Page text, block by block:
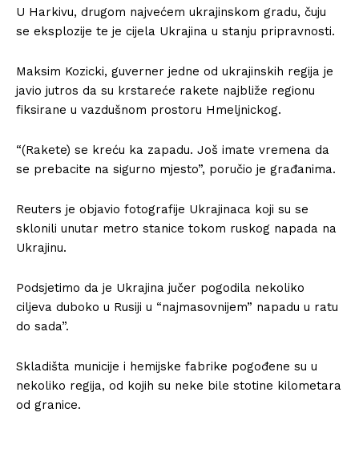
U Harkivu, drugom najvećem ukrajinskom gradu, čuju
se eksplozije te je cijela Ukrajina u stanju pripravnosti.
Maksim Kozicki, guverner jedne od ukrajinskih regija je
javio jutros da su krstareće rakete najbliže regionu
fiksirane u vazdušnom prostoru Hmeljnickog.
“(Rakete) se kreću ka zapadu. Još imate vremena da
se prebacite na sigurno mjesto”, poručio je građanima.
Reuters je objavio fotografije Ukrajinaca koji su se
sklonili unutar metro stanice tokom ruskog napada na
Ukrajinu.
Podsjetimo da je Ukrajina jučer pogodila nekoliko
ciljeva duboko u Rusiji u “najmasovnijem” napadu u ratu
do sada”.
Skladišta municije i hemijske fabrike pogođene su u
nekoliko regija, od kojih su neke bile stotine kilometara
od granice.